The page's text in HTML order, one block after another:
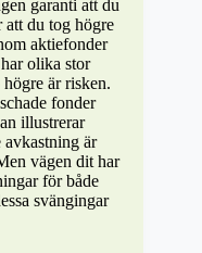
garanti att du
att du tog högre
aktiefonder
olika stor
är risken.
fonder
illustrerar
avkastning är
vägen dit har
för både
svängingar